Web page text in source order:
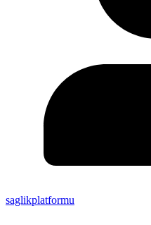
saglikplatformu